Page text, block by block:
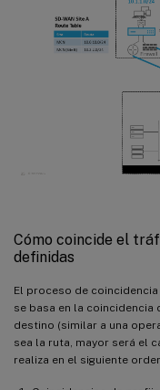
Cómo coincide el
definidas
El proceso de
se basa en la
destino (similar a una
sea la ruta, mayor será el
realiza en el siguiente